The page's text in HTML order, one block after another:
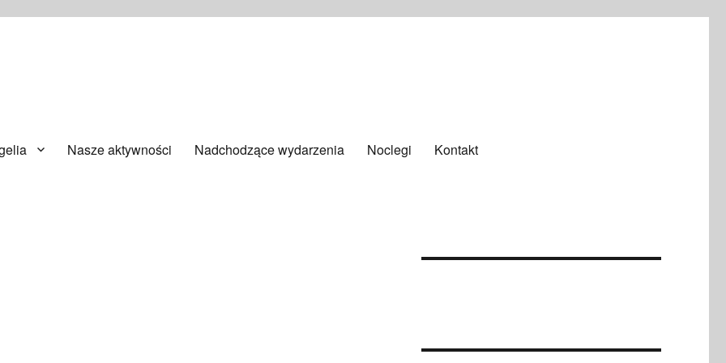
Nasze aktywności Nadchodzące wydarzenia Noclegi Kontakt